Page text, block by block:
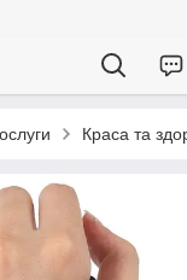
Краса та